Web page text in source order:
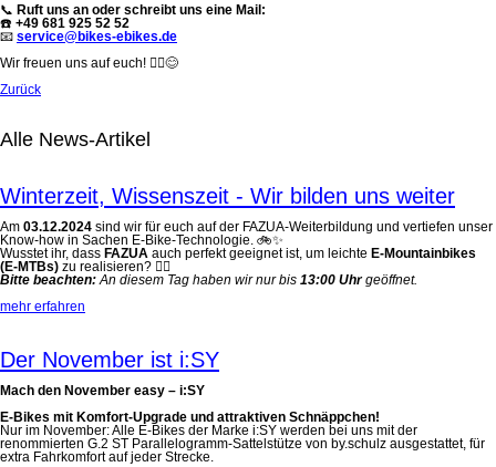
📞 Ruft uns an oder schreibt uns eine Mail:
☎️ +49 681 925 52 52
📧 service@bikes-ebikes.de
Wir freuen uns auf euch! 🚴‍♂️😊
Zurück
Alle News-Artikel
Winterzeit, Wissenszeit - Wir bilden uns weiter
Am 03.12.2024 sind wir für euch auf der FAZUA-Weiterbildung und vertiefen unser
Know-how in Sachen E-Bike-Technologie. 🚲✨
Wusstet ihr, dass FAZUA auch perfekt geeignet ist, um leichte E-Mountainbikes
(E-MTBs) zu realisieren? 🚵‍♀️
Bitte beachten:An diesem Tag haben wir nur bis 13:00 Uhrgeöffnet.
mehr erfahren
Der November ist i:SY
Mach den November easy – i:SY
E-Bikes mit Komfort-Upgrade und attraktiven Schnäppchen!
Nur im November: Alle E-Bikes der Marke i:SY werden bei uns mit der
renommierten G.2 ST Parallelogramm-Sattelstütze von by.schulz ausgestattet, für
extra Fahrkomfort auf jeder Strecke.